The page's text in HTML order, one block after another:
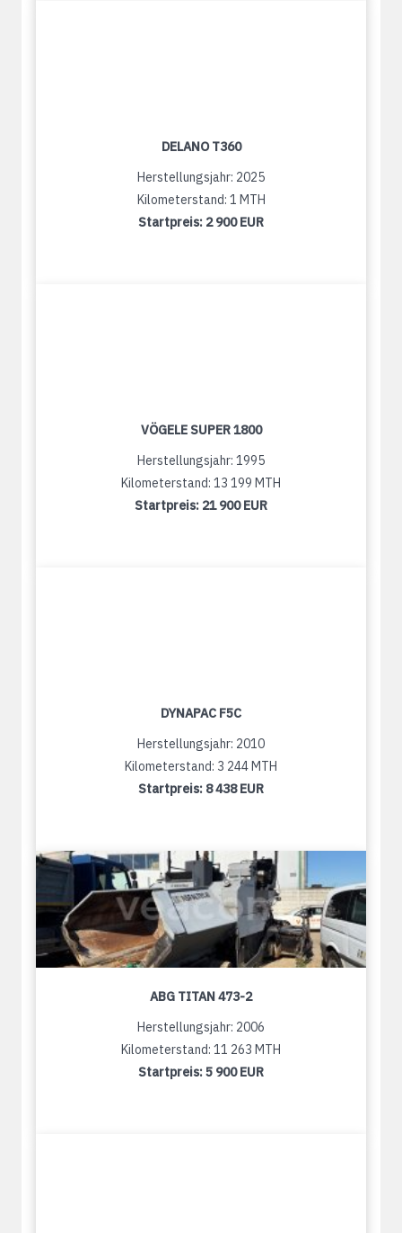
DELANO T360
Herstellungsjahr: 2025
Kilometerstand: 1 MTH
Startpreis: 2 900 EUR
VÖGELE SUPER 1800
Herstellungsjahr: 1995
Kilometerstand: 13 199 MTH
Startpreis: 21 900 EUR
DYNAPAC F5C
Herstellungsjahr: 2010
Kilometerstand: 3 244 MTH
Startpreis: 8 438 EUR
ABG TITAN 473-2
Herstellungsjahr: 2006
Kilometerstand: 11 263 MTH
Startpreis:5 900 EUR